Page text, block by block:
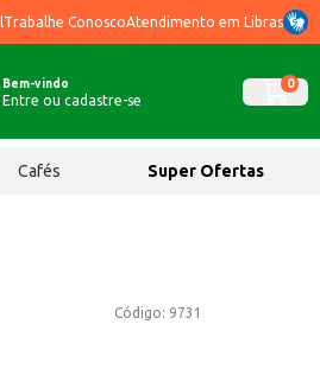
Trabalhe ConoscoAtendimento em Libras
Bem-vindo
Entre ou cadastre-se
0
Cafés Super Ofertas
Código: 9731